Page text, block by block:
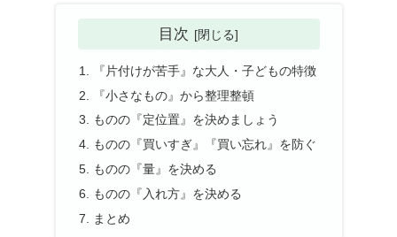
目次
『片付けが苦手』な大人・子どもの特徴
『小さなもの』から整理整頓
ものの『定位置』を決めましょう
ものの『買いすぎ』『買い忘れ』を防ぐ
ものの『量』を決める
ものの『入れ方』を決める
まとめ